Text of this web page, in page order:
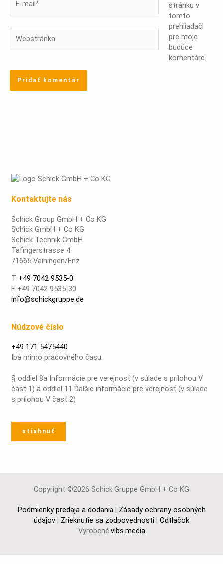
mail*
stránku v
tomto
prehliadači
pre moje
budúce
komentáre.
Kontaktujte nás
Schick Group GmbH + Co KG
Schick GmbH + Co KG
Schick Technik GmbH
Tafingerstrasse 4
71665 Vaihingen/Enz
T +49 7042 9535-0
F +49 7042 9535-30
info@schickgruppe.de
Núdzové číslo
+49 171 5475440
Iba mimo pracovného času.
§ oddiel 8a Informácie pre verejnosť (v súlade s prílohou V
časť 1) a oddiel 11 Ďalšie informácie pre verejnosť (v súlade
s prílohou V časť 2)
stiahnuť
Copyright ©2026 Schick Gruppe GmbH + Co KG
Podmienky predaja a dodania| Zásady ochrany osobných
údajov | Zrieknutie sa zodpovednosti | Odtlačok
Vyrobené vibs.media